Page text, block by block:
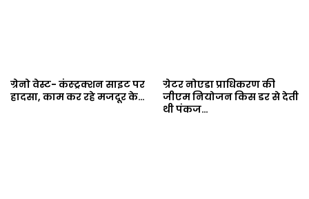
ग्रेनो वेस्ट- कंस्ट्रक्शन साइट पर
हादसा, काम कर रहे मजदूर के…
ग्रेटर नोएडा प्राधिकरण की
जीएम नियोजन किस डर से देती
थी पंकज…